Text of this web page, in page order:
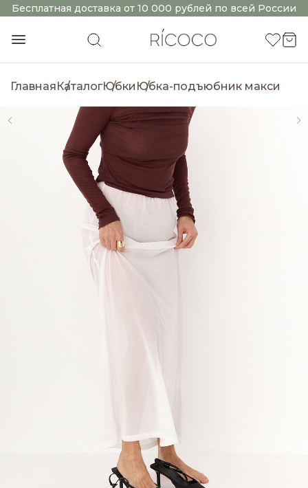
Бесплатная доставка от 10 000 рублей по всей России
ГлавнаяКаталогЮбки Юбка-подъюбник макси